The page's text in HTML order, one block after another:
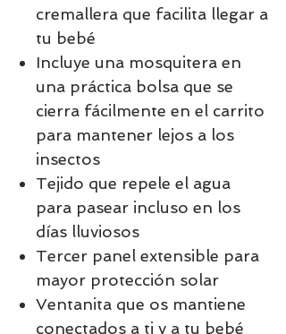
cremallera que facilita llegar a
tu bebé
Incluye una mosquitera en
una práctica bolsa que se
cierra fácilmente en el carrito
para mantener lejos a los
insectos
Tejido que repele el agua
para pasear incluso en los
días lluviosos
Tercer panel extensible para
mayor protección solar
Ventanita que os mantiene
conectados a ti y a tu bebé